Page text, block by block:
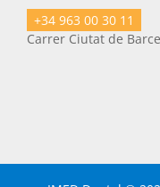
+34 963 00 30 11
Carrer Ciutat de